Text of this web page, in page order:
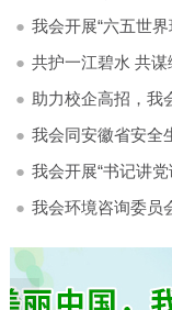
我会开展“六五世
我会同安徽省安全
我会开展“书记讲党
我会环境咨询委员
<